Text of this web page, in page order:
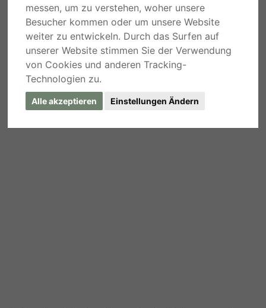
messen, um zu verstehen, woher unsere
Besucher kommen oder um unsere Website
weiter zu entwickeln. Durch das Surfen auf
unserer Website stimmen Sie der Verwendung
von Cookies und anderen Tracking-
Technologien zu.
Alle akzeptieren Einstellungen Ändern